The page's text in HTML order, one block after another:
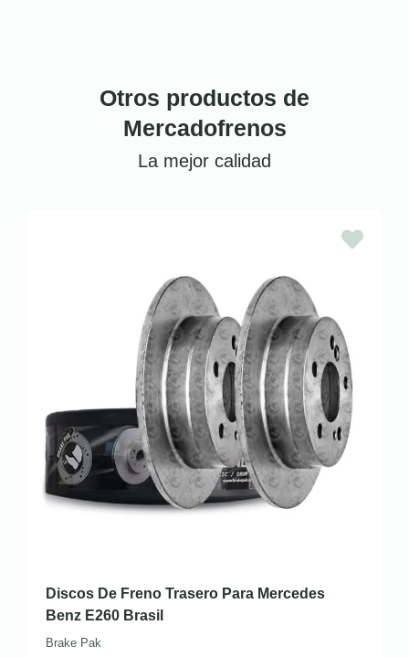
Otros productos de
Mercadofrenos
La mejor calidad
Discos De Freno Trasero Para Mercedes
Benz E260 Brasil
Brake Pak